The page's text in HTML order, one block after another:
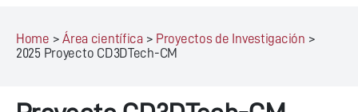
Home >Área científica> Proyectos de Investigación >
2025 Proyecto CD3DTech-CM